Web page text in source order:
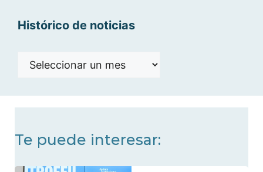
Histórico de noticias
Histórico
Te puede interesar: